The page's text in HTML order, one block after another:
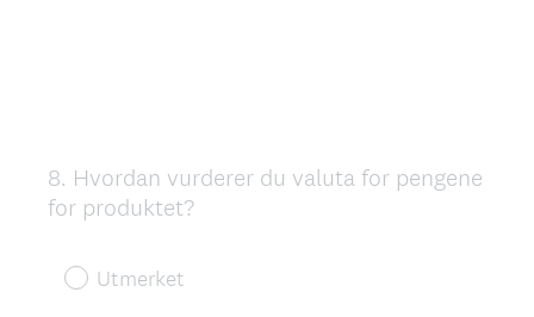
Question
Title
8. Hvordan vurderer du valuta for pengene
for produktet?
Utmerket